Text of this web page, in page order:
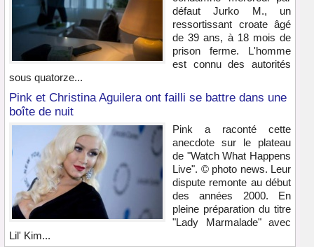
défaut Jurko M., un
ressortissant croate âgé
de 39 ans, à 18 mois de
prison ferme. L'homme
est connu des autorités
sous quatorze...
Pink et Christina Aguilera ont failli se battre dans une
boîte de nuit
Pink a raconté cette
anecdote sur le plateau
de "Watch What Happens
Live". © photo news. Leur
dispute remonte au début
des années 2000. En
pleine préparation du titre
"Lady Marmalade" avec
Lil' Kim...